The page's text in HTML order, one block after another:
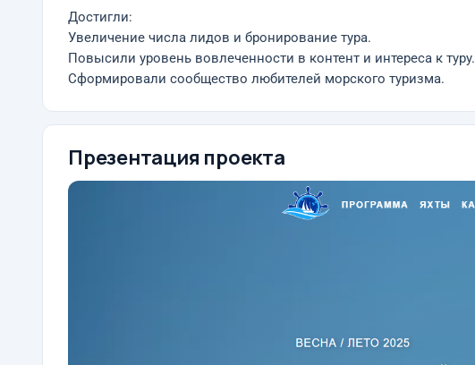
Достигли:
Увеличение числа лидов и бронирование тура.
Повысили уровень вовлеченности в контент и интереса к туру.
Сформировали сообщество любителей морского туризма.
Презентация проекта